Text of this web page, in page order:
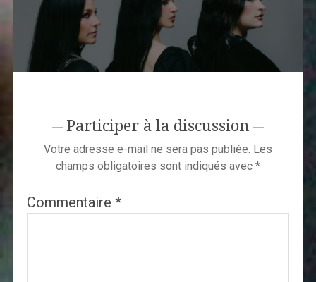
Participer à la discussion
Votre adresse e-mail ne sera pas publiée. Les
champs obligatoires sont indiqués avec *
Commentaire *